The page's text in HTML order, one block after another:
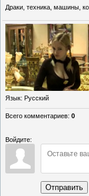
Драки, техника, машины,
Язык: Русский
Всего комментариев: 0
Войдите:
Отправить